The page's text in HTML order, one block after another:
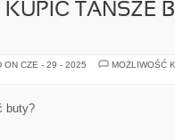
TAŃSZE
ON CZE - 29 - 2025
MOŻLIWOŚĆ
buty?